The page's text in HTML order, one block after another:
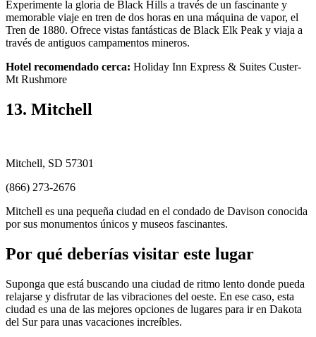
Experimente la gloria de Black Hills a través de un fascinante y
memorable viaje en tren de dos horas en una máquina de vapor, el
Tren de 1880. Ofrece vistas fantásticas de Black Elk Peak y viaja a
través de antiguos campamentos mineros.
Hotel recomendado cerca: Holiday Inn Express & Suites Custer-
Mt Rushmore
13. Mitchell
Mitchell, SD 57301
(866) 273-2676
Mitchell es una pequeña ciudad en el condado de Davison conocida
por sus monumentos únicos y museos fascinantes.
Por qué deberías visitar este lugar
Suponga que está buscando una ciudad de ritmo lento donde pueda
relajarse y disfrutar de las vibraciones del oeste. En ese caso, esta
ciudad es una de las mejores opciones de lugares para ir en Dakota
del Sur para unas vacaciones increíbles.